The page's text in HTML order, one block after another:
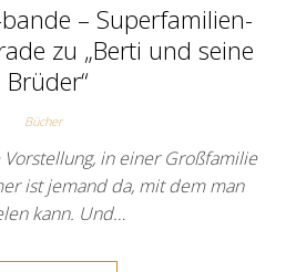
– Superfamilien-
zu „Berti und seine
Brüder“
Bücher
in einer Großfamilie
ist jemand da, mit dem man
kann. Und…